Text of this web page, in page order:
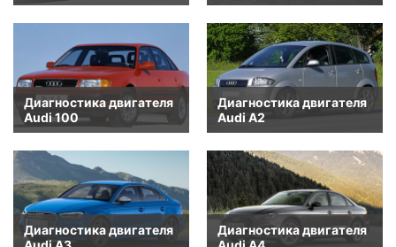
Диагностика двигателя
Audi 100
Диагностика двигателя
Audi A2
Диагностика двигателя
Диагностика двигателя